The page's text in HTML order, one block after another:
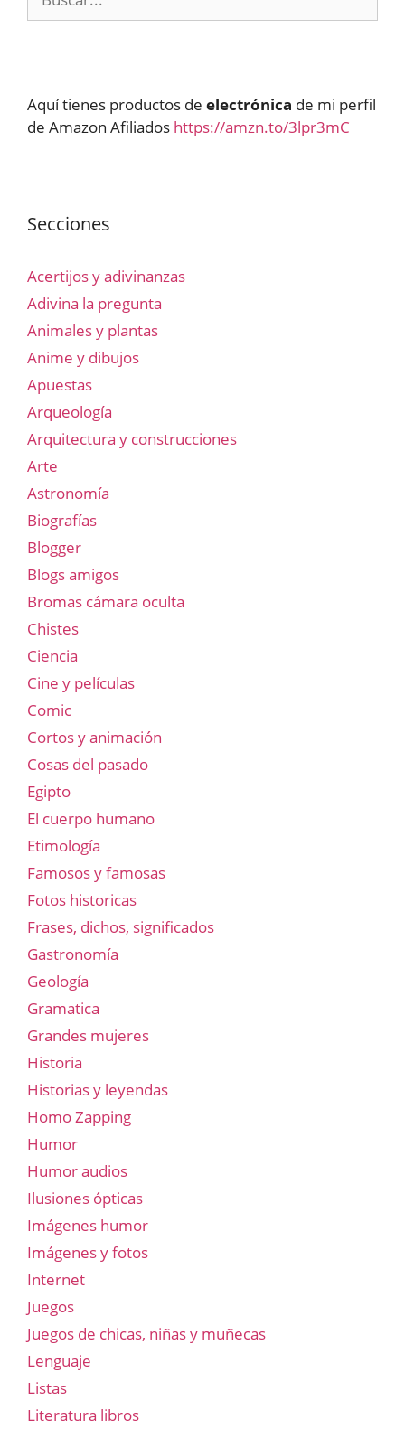
Aquí tienes productos de electrónica de mi perfil
de Amazon Afiliados https://amzn.to/3lpr3mC
Secciones
Acertijos y adivinanzas
Adivina la pregunta
Animales y plantas
Anime y dibujos
Apuestas
Arqueología
Arquitectura y construcciones
Arte
Astronomía
Biografías
Blogger
Blogs amigos
Bromas cámara oculta
Chistes
Ciencia
Cine y películas
Comic
Cortos y animación
Cosas del pasado
Egipto
El cuerpo humano
Etimología
Famosos y famosas
Fotos historicas
Frases, dichos, significados
Gastronomía
Geología
Gramatica
Grandes mujeres
Historia
Historias y leyendas
Homo Zapping
Humor
Humor audios
Ilusiones ópticas
Imágenes humor
Imágenes y fotos
Internet
Juegos
Juegos de chicas, niñas y muñecas
Lenguaje
Listas
Literatura libros